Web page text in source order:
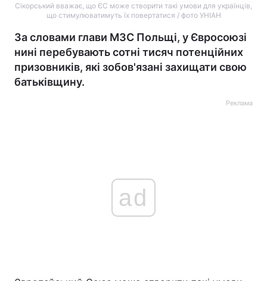
Сікорський вважає, що ЄС може створити такі умови для українців,
що стимулюватимуть їх повертатися / фото УНІАН
За словами глави МЗС Польщі, у Євросоюзі
нині перебувають сотні тисяч потенційних
призовників, які зобов'язані захищати свою
батьківщину.
Реклама
ad